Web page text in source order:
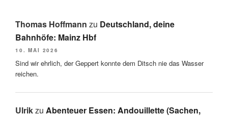
Thomas Hoffmann zu Deutschland, deine
Bahnhöfe: Mainz Hbf
10. MAI 2026
Sind wir ehrlich, der Geppert konnte dem Ditsch nie das Wasser
reichen.
Ulrikzu Abenteuer Essen: Andouillette (Sachen,